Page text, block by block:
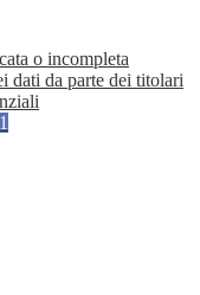
o incompleta
dati da parte dei titolari
1